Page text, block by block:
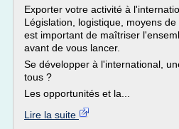
Exporter votre activité à
Législation, logistique, moyens
est important de maîtriser
avant de vous lancer.
Se développer à l'international,
tous ?
Les opportunités et la...
Lire la suite